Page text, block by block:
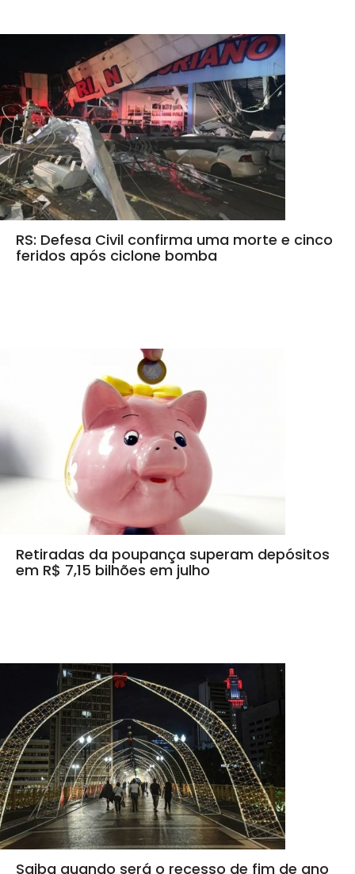
RS: Defesa Civil confirma uma morte e cinco
feridos após ciclone bomba
Retiradas da poupança superam depósitos
em R$ 7,15 bilhões em julho
Saiba quando será o recesso de fim de ano